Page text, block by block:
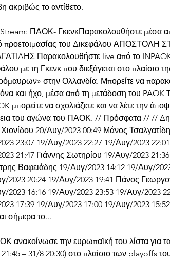
ακριβώς το αντίθετο.
ΠΑΟΚ- ΓκενκΠαρακολουθήστε μέσα
προετοιμασίας του Δικεφάλου
Παρακολουθήστε live από το INPAOK
με τη Γκενκ που διεξάγεται στο πλαίσιο
στην Ολλανδία. Μπορείτε να
και ήχο, μέσα από τη μετάδοση του PAOK
μπορείτε να σχολιάζετε και να λέτε την
του αγώνα του ΠΑΟΚ. // Πρόσφατα // //
20/Αυγ/2023 00:49 Μάνος
23:07 19/Αυγ/2023 22:27 19/Αυγ/2023
21:47 Γιάννης Σωτηρίου 19/Αυγ/2023
Βαφειάδης 19/Αυγ/2023 14:12 19/Αυγ/
2023 20:24 19/Αυγ/2023 19:41 Πάνος
2023 16:16 19/Αυγ/2023 23:53 19/Αυγ/2023
17:39 19/Αυγ/2023 17:00 19/Αυγ/2023
σήμερα το...
ανακοίνωσε την ευρωπαϊκή του λίστα για
21:45 – 31/8 20:30) στο πλαίσιο των playoffs